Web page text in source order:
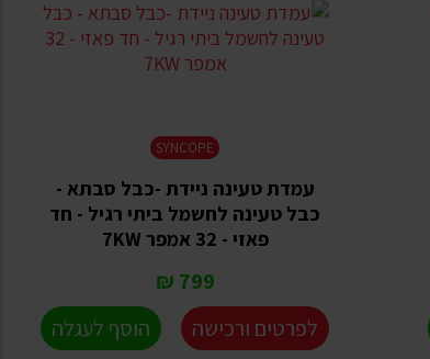
SYNCOPE
עמדת טעינה ניידת -כבל סבתא -
כבל טעינה לחשמל ביתי רגיל - חד
פאזי - 32 אמפר 7KW
799 ₪
לפרטים ורכישה
הוסף לעגלה